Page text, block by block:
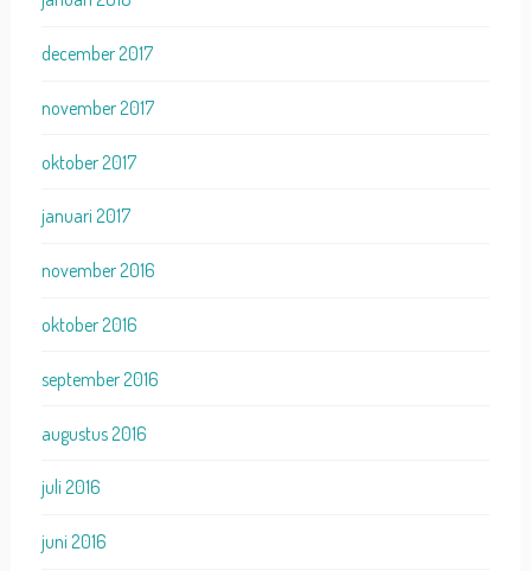
december 2017
november 2017
oktober 2017
januari 2017
november 2016
oktober 2016
september 2016
augustus 2016
juli 2016
juni 2016